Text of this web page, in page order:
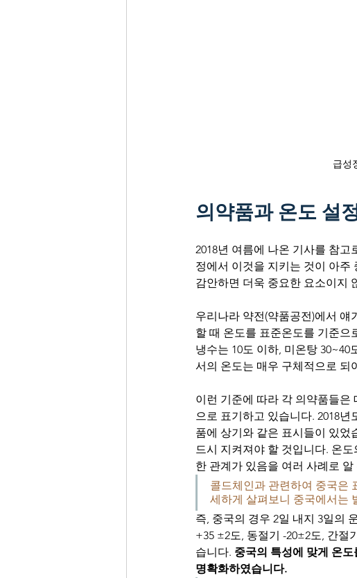
급성
의약품과 온도 설
2018년 여름에 나온 기사를 참
정에서 이것을 지키는 것이 아주
감안하면 더욱 중요한 요소이지
우리나라 약전(약품공전)에서
할 때 온도를 표준온도를 기준으
냉수는 10도 이하, 미온탕 30~40
서의 온도는 매우 구체적으로 되
이런 기준에 따라 각 의약품들은
으로 표기하고 있습니다. 2018
품에 상기와 같은 표시들이 있었
드시 지켜져야 할 것입니다. 온
한 관계가 있음을 여러 사례로
콜드체인과 관련하여 중국은
세하게 살펴보니 중국에서는
즉, 중국의 경우 2일 내지 3일의
+35 ±2도, 동절기 -20±2도, 간절
습니다. 중국의 특성에 맞게 온
명확화하였습니다.